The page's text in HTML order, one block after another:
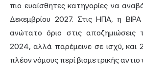
πιο ευαίσθητες κατηγορίες να
Δεκεμβρίου 2027. Στις ΗΠΑ, η BIPA
ανώτατο όριο στις αποζημιώσεις
2024, αλλά παρέμεινε σε ισχύ, και
πλέον νόμους περί βιομετρικής